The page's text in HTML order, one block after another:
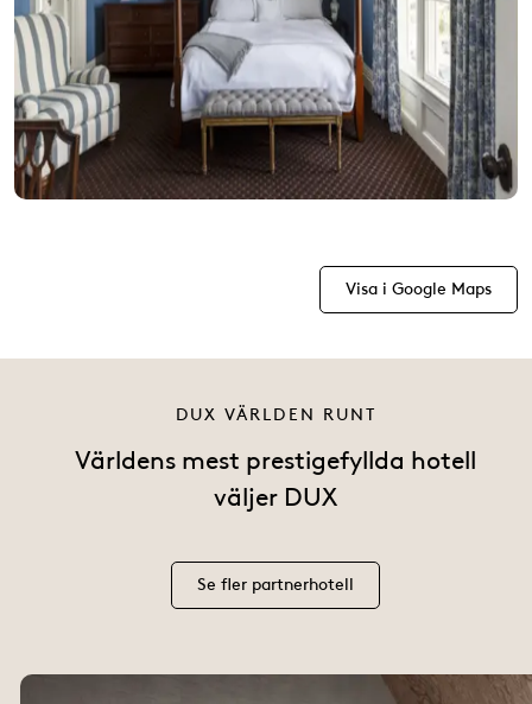
Visa i Google Maps
DUX VÄRLDEN RUNT
Världens mest prestigefyllda hotell
väljer DUX
Se fler partnerhotell